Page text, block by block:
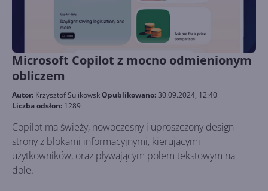
Microsoft Copilot z mocno odmienionym
obliczem
Autor: Krzysztof SulikowskiOpublikowano:30.09.2024, 12:40
Liczba odsłon: 1289
Copilot ma świeży, nowoczesny i uproszczony design
strony z blokami informacyjnymi, kierującymi
użytkowników, oraz pływającym polem tekstowym na
dole.